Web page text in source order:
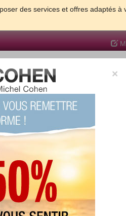
des services et offres adaptés à
GROSSESSE & BEBE
et être bien dans sa peau
×